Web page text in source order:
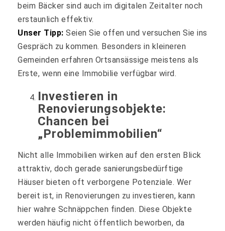
beim Bäcker sind auch im digitalen Zeitalter noch
erstaunlich effektiv.
Unser Tipp: Seien Sie offen und versuchen Sie ins
Gespräch zu kommen. Besonders in kleineren
Gemeinden erfahren Ortsansässige meistens als
Erste, wenn eine Immobilie verfügbar wird.
Investieren in
Renovierungsobjekte:
Chancen bei
„Problemimmobilien“
Nicht alle Immobilien wirken auf den ersten Blick
attraktiv, doch gerade sanierungsbedürftige
Häuser bieten oft verborgene Potenziale. Wer
bereit ist, in Renovierungen zu investieren, kann
hier wahre Schnäppchen finden. Diese Objekte
werden häufig nicht öffentlich beworben, da